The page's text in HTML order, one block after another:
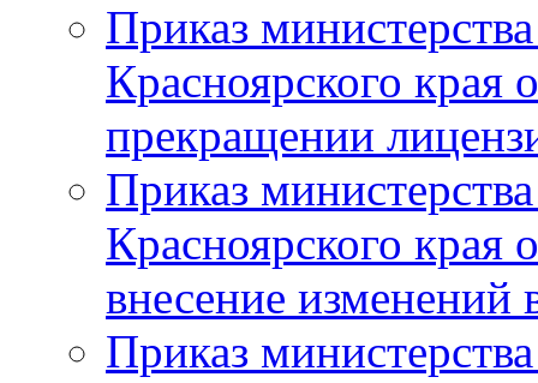
Приказ
Красноярского
прекращении
Приказ
Красноярского
внесение изменений
Приказ